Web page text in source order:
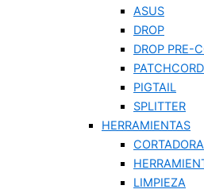
ASUS
DROP
DROP PRE-
PATCHCORD
PIGTAIL
SPLITTER
HERRAMIENTAS
LIMPIEZA